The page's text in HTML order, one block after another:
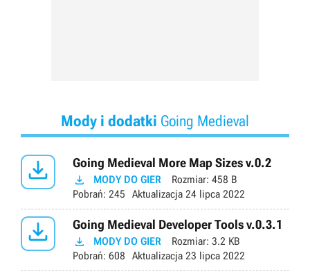
Mody i dodatki Going Medieval
 Going Medieval More Map Sizes v.0.2
 MODY DO GIER Rozmiar: 458 B
Pobrań: 245 Aktualizacja 24 lipca 2022
 Going Medieval Developer Tools v.0.3.1
 MODY DO GIER Rozmiar: 3.2 KB
Pobrań: 608 Aktualizacja 23 lipca 2022